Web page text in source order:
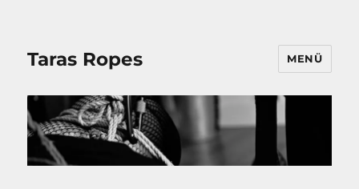
Taras Ropes MENÜ